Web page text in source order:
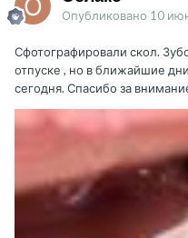
Опубликовано 10
Сфотографировали скол.
отпуске , но в ближайшие
сегодня. Спасибо за